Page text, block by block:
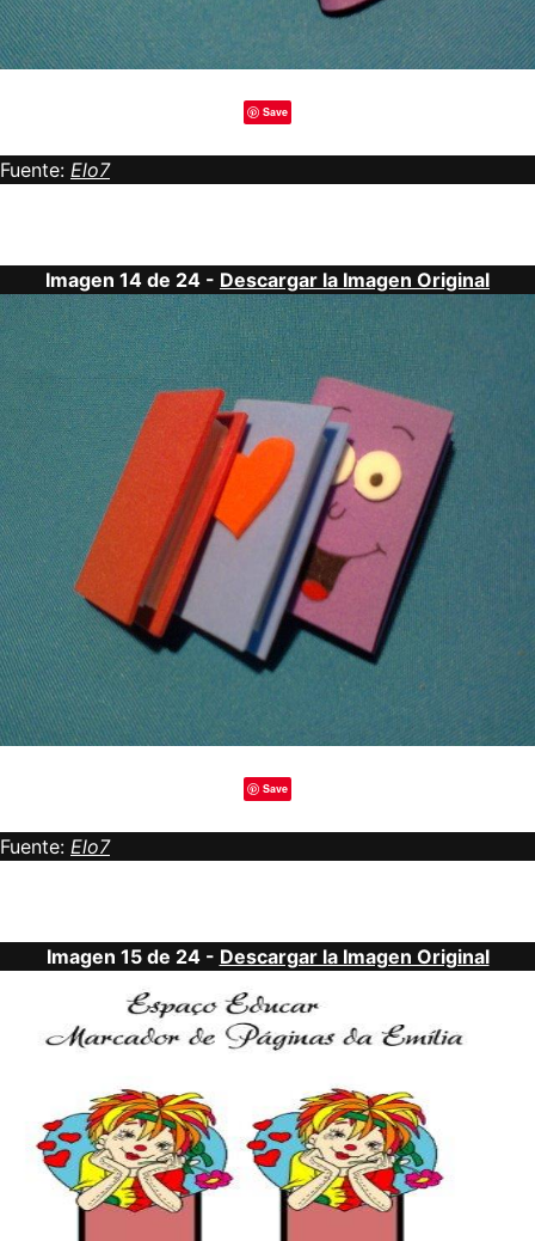
Save
Fuente: Elo7
Imagen 14 de 24 - Descargar la Imagen Original
Save
Fuente: Elo7
Imagen 15 de 24 - Descargar la Imagen Original